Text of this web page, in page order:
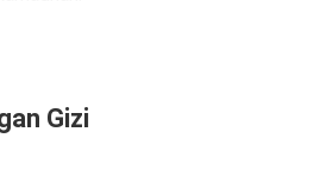
Gizi